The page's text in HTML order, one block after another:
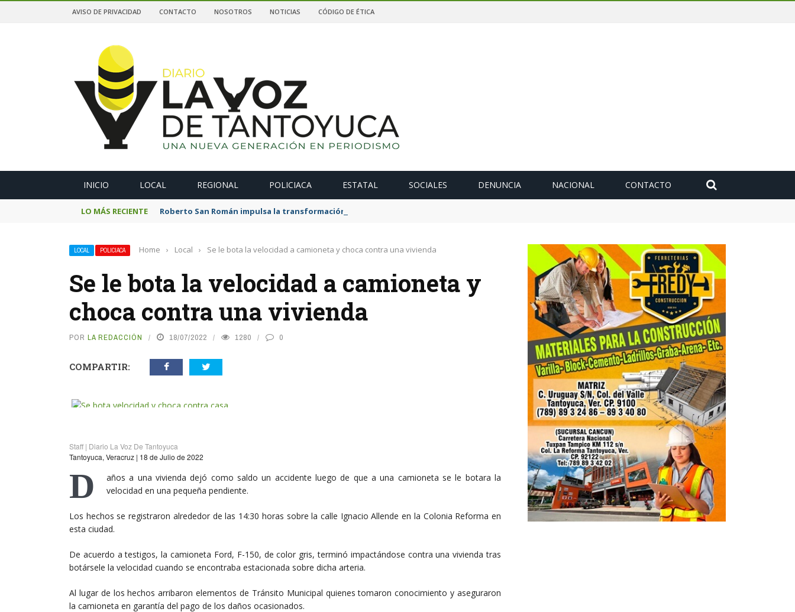
AVISO DE PRIVACIDAD CONTACTO NOSOTROS NOTICIAS CÓDIGO DE ÉTICA
INICIO LOCAL REGIONAL POLICIACA ESTATAL SOCIALES DENUNCIA NACIONAL CONTACTO
LO MÁS RECIENTE Roberto San Román impulsa la transformación de La Estanzuela con una obra que salda una deuda histórica
LOCAL POLICIACA Home › Local › Se le bota la velocidad a camioneta y choca contra una vivienda
Se le bota la velocidad a camioneta y
choca contra una vivienda
POR LA REDACCIÓN 18/07/2022 1280 0
COMPARTIR:
Staff | Diario La Voz De Tantoyuca
Tantoyuca, Veracruz | 18 de Julio de 2022
D
años a una vivienda dejó como saldo un accidente luego de que a una camioneta se le botara la
velocidad en una pequeña pendiente.
Los hechos se registraron alrededor de las 14:30 horas sobre la calle Ignacio Allende en la Colonia Reforma en
esta ciudad.
De acuerdo a testigos, la camioneta Ford, F-150, de color gris, terminó impactándose contra una vivienda tras
botársele la velocidad cuando se encontraba estacionada sobre dicha arteria.
Al lugar de los hechos arribaron elementos de Tránsito Municipal quienes tomaron conocimiento y aseguraron
la camioneta en garantía del pago de los daños ocasionados.